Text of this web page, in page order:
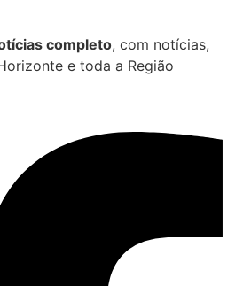
completo, com notícias,
e toda a Região